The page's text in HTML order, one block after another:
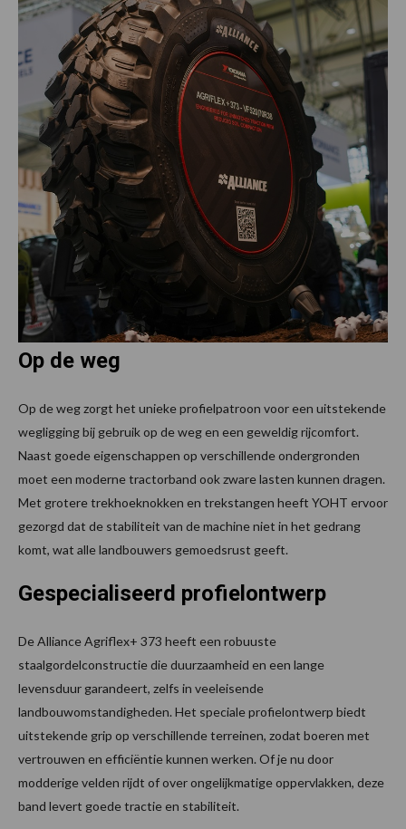
Op de weg
Op de weg zorgt het unieke profielpatroon voor een uitstekende
wegligging bij gebruik op de weg en een geweldig rijcomfort.
Naast goede eigenschappen op verschillende ondergronden
moet een moderne tractorband ook zware lasten kunnen dragen.
Met grotere trekhoeknokken en trekstangen heeft YOHT ervoor
gezorgd dat de stabiliteit van de machine niet in het gedrang
komt, wat alle landbouwers gemoedsrust geeft.
Gespecialiseerd profielontwerp
De Alliance Agriflex+ 373 heeft een robuuste
staalgordelconstructie die duurzaamheid en een lange
levensduur garandeert, zelfs in veeleisende
landbouwomstandigheden. Het speciale profielontwerp biedt
uitstekende grip op verschillende terreinen, zodat boeren met
vertrouwen en efficiëntie kunnen werken. Of je nu door
modderige velden rijdt of over ongelijkmatige oppervlakken, deze
band levert goede tractie en stabiliteit.